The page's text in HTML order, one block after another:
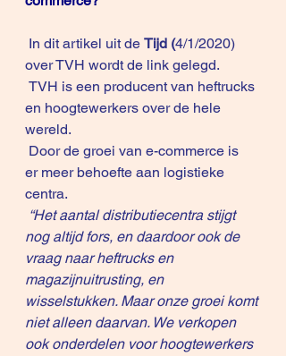
In dit artikel uit de Tijd (4/1/2020)
over TVH wordt de link gelegd.
en hoogtewerkers over de hele
wereld.
er meer behoefte aan logistieke
centra.
“Het aantal distributiecentra stijgt
nog altijd fors, en daardoor ook de
vraag naar heftrucks en
magazijnuitrusting, en
wisselstukken. Maar onze groei komt
niet alleen daarvan. We verkopen
ook onderdelen voor hoogtewerkers